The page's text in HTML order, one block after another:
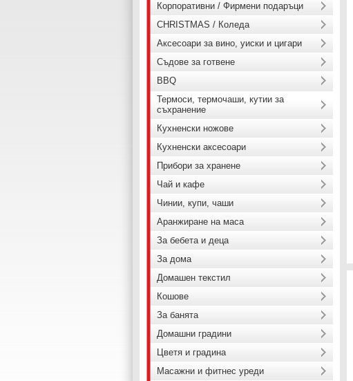
Корпоративни / Фирмени подаръци
CHRISTMAS / Коледа
Аксесоари за вино, уиски и цигари
Съдове за готвене
BBQ
Термоси, термочаши, кутии за
съхранение
Кухненски ножове
Кухненски аксесоари
Прибори за хранене
Чай и кафе
Чинии, купи, чаши
Аранжиране на маса
За бебета и деца
За дома
Домашен текстил
Кошове
За банята
Домашни градини
Цветя и градина
Масажни и фитнес уреди